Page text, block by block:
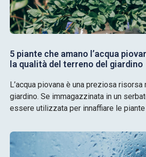
5 piante che amano l’acqua
la qualità del terreno del giardino
L’acqua piovana è una preziosa risorsa
giardino. Se immagazzinata in un
essere utilizzata per innaffiare le